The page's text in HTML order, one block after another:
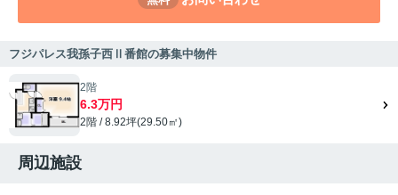
フジパレス我孫子西Ⅱ番館の募集中物件
2階
6.3万円
2階 / 8.92坪(29.50㎡)
周辺施設